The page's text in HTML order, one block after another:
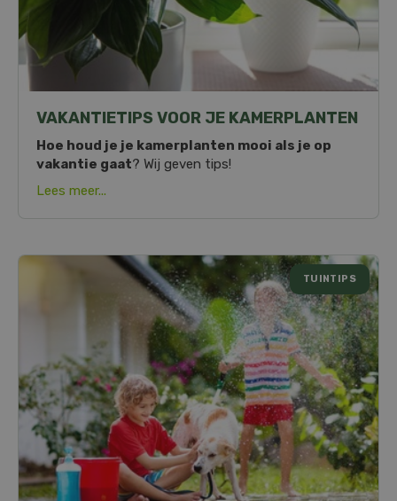
VAKANTIETIPS VOOR JE KAMERPLANTEN
Hoe houd je je kamerplanten mooi als je op
vakantie gaat? Wij geven tips!
Lees meer...
TUINTIPS